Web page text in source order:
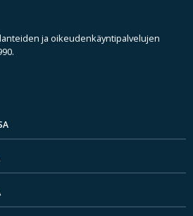
ja oikeudenkäyntipalvelujen